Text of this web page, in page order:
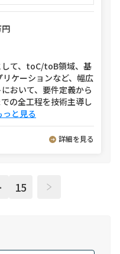
して、toC/toB領域、基
ケーションなど、幅広
おいて、要件定義から
の全工程を技術主導し
っと見る
詳細を見る
15